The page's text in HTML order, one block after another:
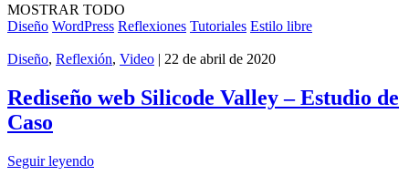
MOSTRAR TODO
Diseño WordPress Reflexiones Tutoriales Estilo libre
Diseño, Reflexión, Video | 22 de abril de 2020
Rediseño web Silicode Valley – Estudio de
Caso
Seguir leyendo